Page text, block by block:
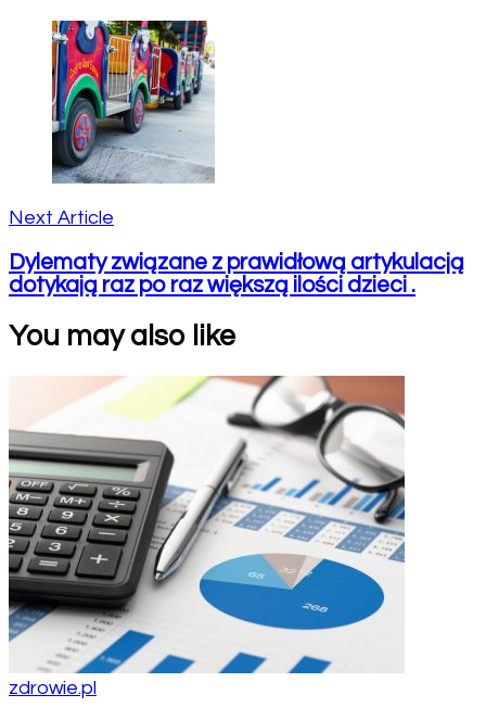
Next Article
Dylematy związane z prawidłową artykulacją
dotykają raz po raz większą ilości dzieci .
You may also like
zdrowie.pl